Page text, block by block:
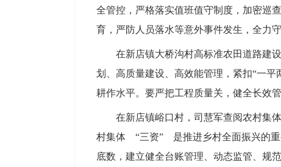
全管控，严格落实值班值守制度，加密巡
育，严防人员落水等意外事件发生，全力
在新店镇大桥沟村高标准农田道路建
划、高质量建设、高效能管理，紧扣“一
耕作水平。要严把工程质量关，健全长效
在新店镇峪口村，司慧军查阅农村集
村集体 “三资” 是推进乡村全面振兴的重
底数，建立健全台账管理、动态监管、规